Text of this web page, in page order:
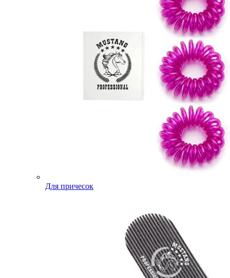
Для причесок